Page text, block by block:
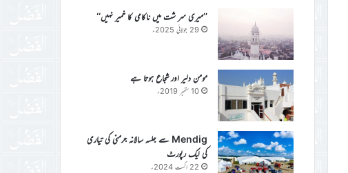
’’میری سر شت میں ناکامی کا خمیر نہیں‘‘
29 جولائی 2025ء
مومن دلیر اور شجاع ہوتا ہے
10 ستمبر 2019ء
Mendig سے جلسہ سالانہ جرمنی کی تیاری
کی ایک رپورٹ
22 اگست 2024ء